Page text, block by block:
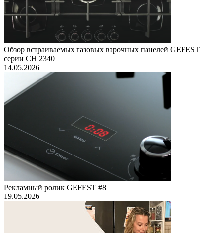
Обзор встраиваемых газовых варочных панелей GEFEST
серии СН 2340
14.05.2026
Рекламный ролик GEFEST #8
19.05.2026